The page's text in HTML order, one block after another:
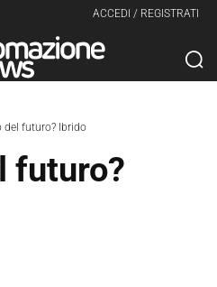
ACCEDI / REGISTRATI
del futuro? Ibrido
futuro?